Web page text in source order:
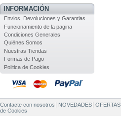
INFORMACIÓN
Envios, Devoluciones y Garantias
Funcionamiento de la pagina
Condiciones Generales
Quiénes Somos
Nuestras Tiendas
Formas de Pago
Politica de Cookies
Contacte con nosotros NOVEDADES OFERTAS
de Cookies